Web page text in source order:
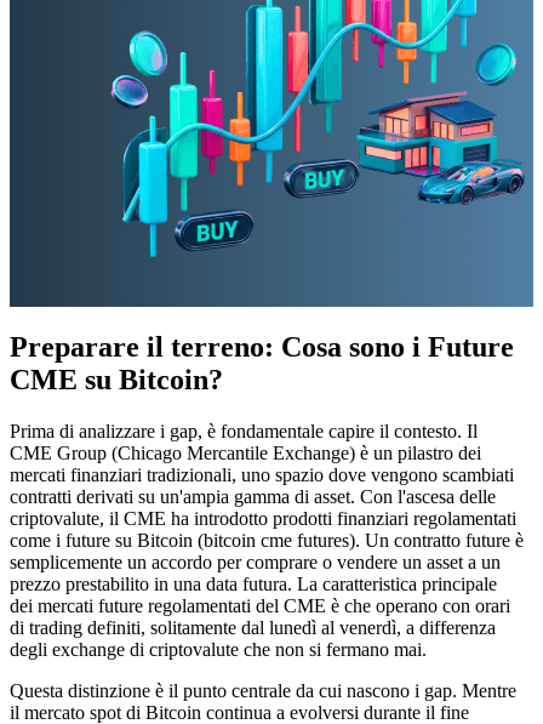
Preparare il terreno: Cosa sono i Future
CME su Bitcoin?
Prima di analizzare i gap, è fondamentale capire il contesto. Il
CME Group (Chicago Mercantile Exchange) è un pilastro dei
mercati finanziari tradizionali, uno spazio dove vengono scambiati
contratti derivati su un'ampia gamma di asset. Con l'ascesa delle
criptovalute, il CME ha introdotto prodotti finanziari regolamentati
come i future su Bitcoin (bitcoin cme futures). Un contratto future è
semplicemente un accordo per comprare o vendere un asset a un
prezzo prestabilito in una data futura. La caratteristica principale
dei mercati future regolamentati del CME è che operano con orari
di trading definiti, solitamente dal lunedì al venerdì, a differenza
degli exchange di criptovalute che non si fermano mai.
Questa distinzione è il punto centrale da cui nascono i gap. Mentre
il mercato spot di Bitcoin continua a evolversi durante il fine